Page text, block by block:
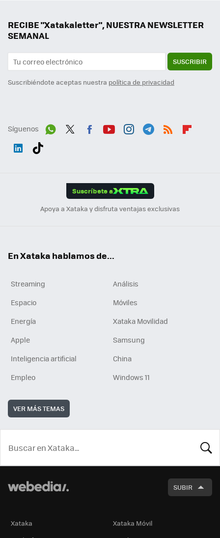
RECIBE "Xatakaletter", NUESTRA NEWSLETTER
SEMANAL
SUSCRIBIR
Suscribiéndote aceptas nuestra política de privacidad
Síguenos
Suscríbete a
Apoya a Xataka y disfruta ventajas exclusivas
En Xataka hablamos de...
Streaming
Análisis
Espacio
Móviles
Energía
Xataka Movilidad
Apple
Samsung
Inteligencia artificial
China
Empleo
Windows 11
VER MÁS TEMAS
SUBIR
Xataka
Xataka Móvil